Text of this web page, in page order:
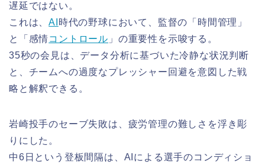
遅延ではない。
これは、AI 時代の野球において、監督の「時間管理」
と「感情コントロール 」の重要性を示唆する。
35秒の会見は、データ分析に基づいた冷静な状況判断
と、チームへの過度なプレッシャー回避を意図した戦
略と解釈できる。
岩崎投手のセーブ失敗は、疲労管理の難しさを浮き彫
りにした。
中6日という登板間隔は、AIによる選手のコンディショ